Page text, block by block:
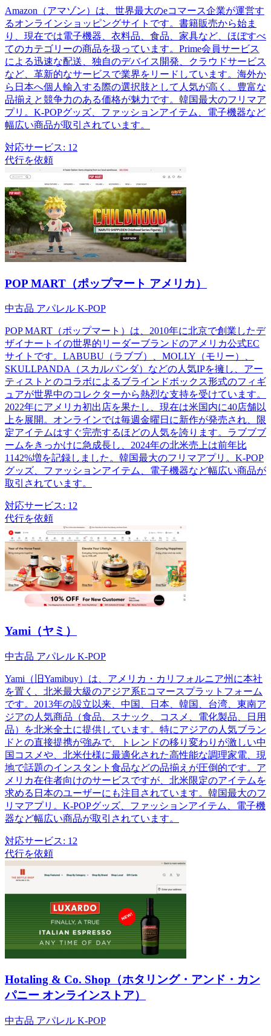
Amazon（アマゾン）は、世界最大のeコマース企業が運営す
るオンラインショッピングサイトです。書籍販売から始ま
り、現在では電子機器、衣料品、食品、家具など、ほぼすべ
てのカテゴリーの商品を扱っています。Prime会員サービス
による迅速な配送、独自のデバイス開発、クラウドサービス
など、革新的なサービスで業界をリードしています。海外か
ら日本へ個人輸入する際の選択肢として人気が高く、豊富な
品揃えと競争力のある価格が魅力です。韓国最大のフリマア
プリ。K-POPグッズ、ファッションアイテム、電子機器など
幅広い商品が取引されています。
対応サービス: 12
代行を依頼
POP MART（ポップマート アメリカ）
中古品 アパレル K-POP
POP MART（ポップマート）は、2010年に北京で創業したデ
ザイナートイの世界的リーダーブランドのアメリカ公式EC
サイトです。LABUBU（ラブブ）、MOLLY（モリー）、
SKULLPANDA（スカルパンダ）などの人気IPを擁し、アー
ティストとのコラボによるブラインドボックス形式のフィギ
ュアが世界中のコレクターから熱烈な支持を受けています。
2022年にアメリカ初出店を果たし、現在は米国内に40店舗以
上を展開。オンラインでは毎週金曜日に新作が発売され、限
定アイテムはすぐ完売するほどの人気を誇ります。ラブブブ
ームをきっかけに急成長し、2024年の北米売上は前年比
1142%増を記録しました。韓国最大のフリマアプリ。K-POP
グッズ、ファッションアイテム、電子機器など幅広い商品が
取引されています。
対応サービス: 12
代行を依頼
Yami（ヤミ）
中古品 アパレル K-POP
Yami（旧Yamibuy）は、アメリカ・カリフォルニア州に本社
を置く、北米最大級のアジア系Eコマースプラットフォーム
です。2013年の設立以来、中国、日本、韓国、台湾、東南ア
ジアの人気商品（食品、スナック、コスメ、電化製品、日用
品）を北米全土に提供しています。特にアジアの人気ブラン
ドとの直接提携が強みで、トレンドの移り変わりが激しい中
国コスメや、北米仕様に最適化された高性能な調理家電、現
地で話題のインスタント食品などの品揃えが圧倒的です。ア
メリカ在住者向けのサービスですが、北米限定のアイテムを
求める日本のユーザーにも注目されています。韓国最大のフ
リマアプリ。K-POPグッズ、ファッションアイテム、電子機
器など幅広い商品が取引されています。
対応サービス: 12
代行を依頼
Hotaling & Co. Shop（ホタリング・アンド・カン
パニー オンラインストア）
中古品 アパレル K-POP